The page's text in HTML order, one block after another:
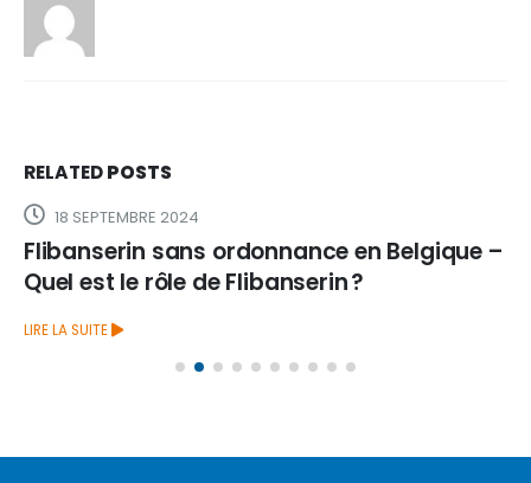
RELATEDPOSTS
18 SEPTEMBRE 2024
Flibanserin sans ordonnance en Belgique –
Quel est le rôle de Flibanserin ?
LIRE LA SUITE